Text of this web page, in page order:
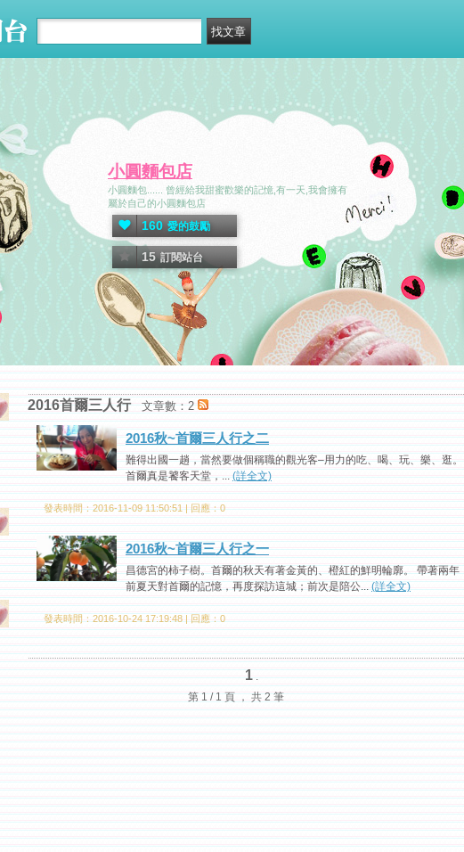
小圓麵包店
小圓麵包...... 曾經給我甜蜜歡樂的記憶,有一天,我會擁有
屬於自己的小圓麵包店
160 愛的鼓勵
15 訂閱站台
2016首爾三人行 文章數：2
2016秋~首爾三人行之二
難得出國一趟，當然要做個稱職的觀光客–用力的吃、喝、玩、樂、逛。
首爾真是饕客天堂，...(詳全文)
發表時間：2016-11-09 11:50:51 | 回應：0
2016秋~首爾三人行之一
昌德宮的柿子樹。首爾的秋天有著金黃的、橙紅的鮮明輪廓。 帶著兩年
前夏天對首爾的記憶，再度探訪這城；前次是陪公...(詳全文)
發表時間：2016-10-24 17:19:48 | 回應：0
1.
第 1 / 1 頁 ， 共 2 筆